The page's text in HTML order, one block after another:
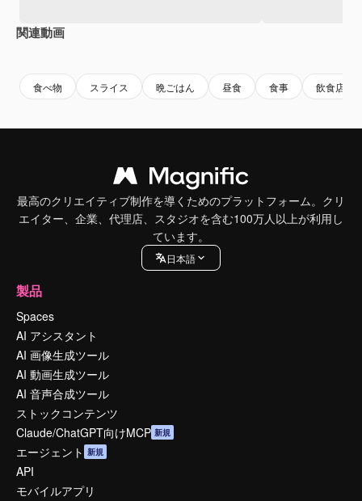
関連動画
食べ物 スライス 晩ごはん 昼食 食事 飲食店
最高のクリエイティブ制作を導くためのプラットフォーム。クリ
エイター、企業、代理店、スタジオを含む100万人以上が利用し
ています。
日本語
製品
Spaces
AI アシスタント
AI 画像生成ツール
AI 動画生成ツール
AI 音声合成ツール
ストックコンテンツ
Claude/ChatGPT向けMCP 新規
エージェント 新規
API
モバイルアプリ